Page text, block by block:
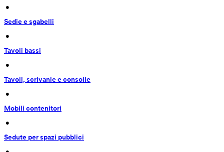
•
Sedie e sgabelli
•
Tavoli bassi
•
Tavoli, scrivanie e consolle
•
Mobili contenitori
•
Sedute per spazi pubblici